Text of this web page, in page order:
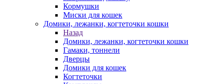
Кормушки
Миски для кошек
Домики, лежанки, когтеточки кошки
Назад
Домики, лежанки, когтеточки кошки
Гамаки, тоннели
Дверцы
Домики для кошек
Когтеточки